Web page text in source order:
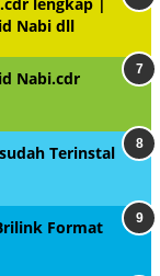
Nabi dll
Nabi.cdr
Terinstal
Format